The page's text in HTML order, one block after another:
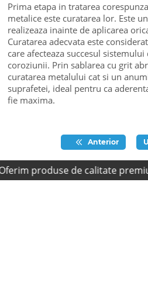
Prima etapa in tratarea
metalice este curatarea lor. Este
realizeaza inainte de aplicarea
Curatarea adecvata este
care afecteaza succesul
coroziunii. Prin sablarea cu grit
curatarea metalului cat si un
suprafetei, ideal pentru ca
fie maxima.
Anterior
produse de calitate